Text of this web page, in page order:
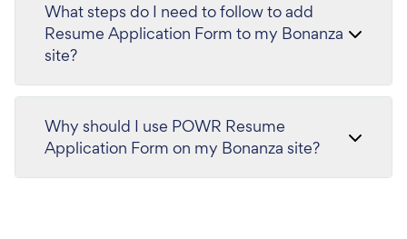
What steps do I need to follow to add
Resume Application Form to my Bonanza
site?
Why should I use POWR Resume
Application Form on my Bonanza site?